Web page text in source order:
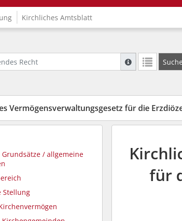
Kirchliches Amtsblatt
Recht
Suche mit
für die Erzdiözese Paderborn
Grundsätze / allgemeine
Stellung
für